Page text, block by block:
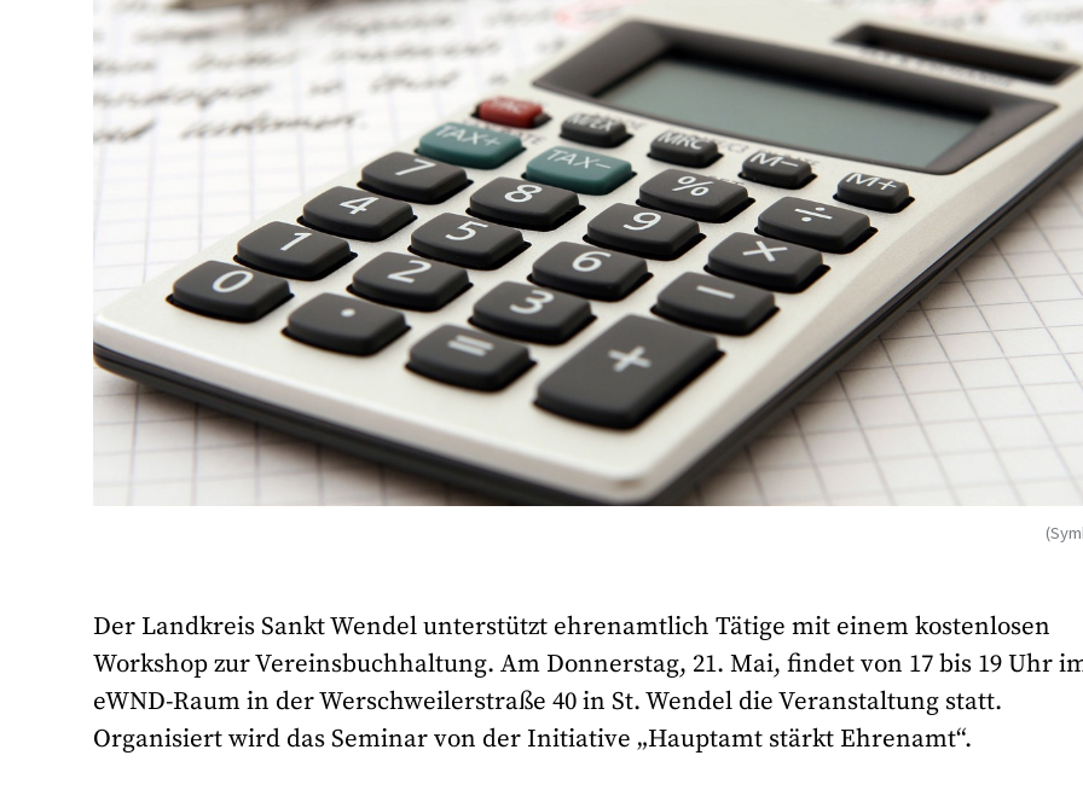
Der Landkreis Sankt Wendel unterstützt ehrenamtlich Tätige mit einem kostenlosen
Workshop zur Vereinsbuchhaltung. Am Donnerstag, 21. Mai, findet von 17 bis 19 Uhr
eWND-Raum in der Werschweilerstraße 40 in St. Wendel die Veranstaltung statt.
Organisiert wird das Seminar von der Initiative „Hauptamt stärkt Ehrenamt“.